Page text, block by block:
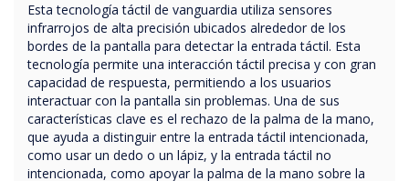
Esta tecnología táctil de vanguardia utiliza sensores
infrarrojos de alta precisión ubicados alrededor de los
bordes de la pantalla para detectar la entrada táctil. Esta
tecnología permite una interacción táctil precisa y con gran
capacidad de respuesta, permitiendo a los usuarios
interactuar con la pantalla sin problemas. Una de sus
características clave es el rechazo de la palma de la mano,
que ayuda a distinguir entre la entrada táctil intencionada,
como usar un dedo o un lápiz, y la entrada táctil no
intencionada, como apoyar la palma de la mano sobre la